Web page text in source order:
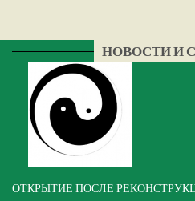
НОВОСТИ И
ОТКРЫТИЕ ПОСЛЕ